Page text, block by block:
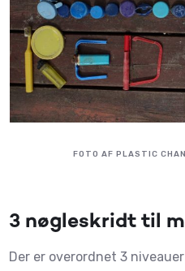
FOTO AF PLASTIC
3 nøgleskridt til
Der er overordnet 3